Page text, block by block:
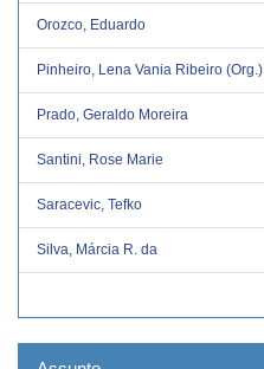
Orozco, Eduardo
Pinheiro, Lena Vania Ribeiro (Org.)
Prado, Geraldo Moreira
Santini, Rose Marie
Saracevic, Tefko
Silva, Márcia R. da